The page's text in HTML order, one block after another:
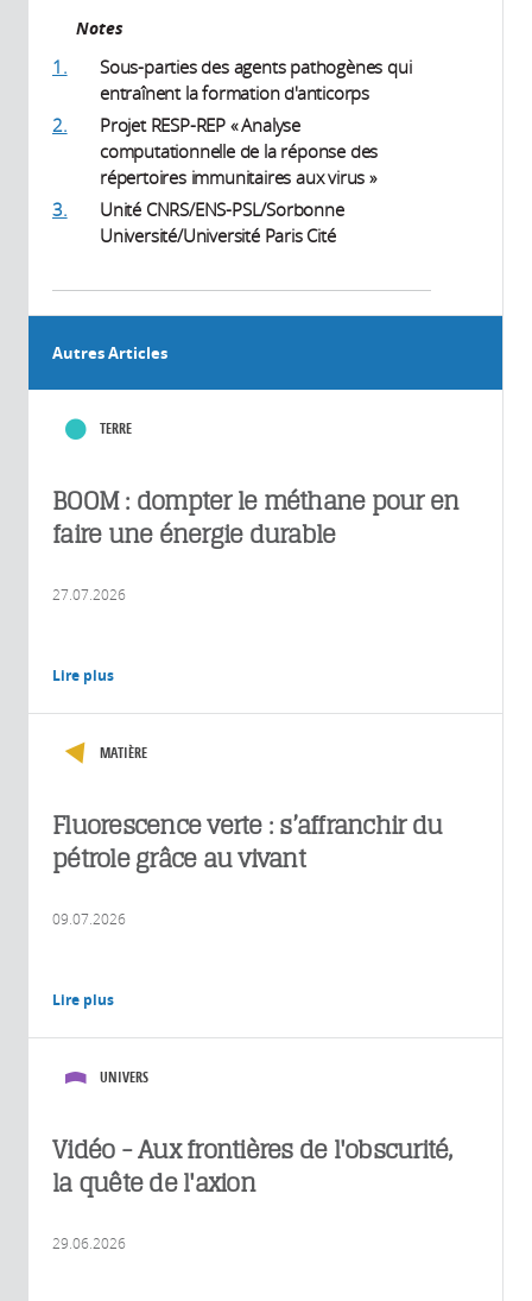
Notes
1.
Sous-parties des agents pathogènes qui
entraînent la formation d'anticorps
2.
Projet RESP-REP « Analyse
computationnelle de la réponse des
répertoires immunitaires aux virus »
3.
Unité CNRS/ENS-PSL/Sorbonne
Université/Université Paris Cité
Autres Articles
TERRE
BOOM : dompter le méthane pour en
faire une énergie durable
27.07.2026
Lire plus
MATIÈRE
Fluorescence verte : s’affranchir du
pétrole grâce au vivant
09.07.2026
Lire plus
UNIVERS
Vidéo - Aux frontières de l'obscurité,
la quête de l'axion
29.06.2026